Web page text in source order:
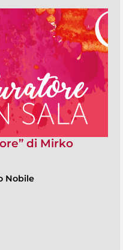
di Mirko
Nobile